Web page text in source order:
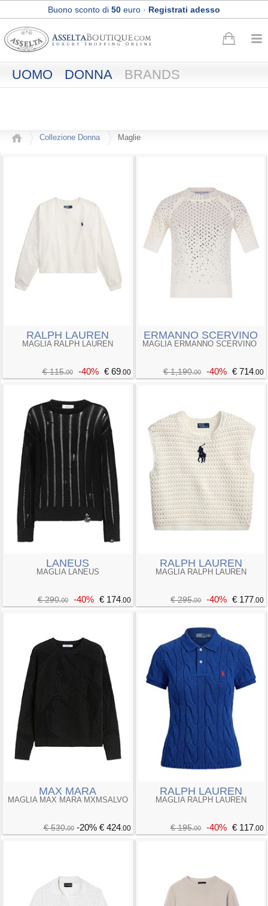
Buono sconto di 50 euro · Registrati adesso
UOMO DONNA BRANDS
Collezione Donna Maglie
RALPH LAUREN
MAGLIA RALPH LAUREN
€ 115.00 -40% € 69.00
ERMANNO SCERVINO
MAGLIA ERMANNO SCERVINO
€ 1,190.00 -40% € 714.00
LANEUS
MAGLIA LANEUS
€ 290.00 -40% € 174.00
RALPH LAUREN
MAGLIA RALPH LAUREN
€ 295.00 -40% € 177.00
MAX MARA
MAGLIA MAX MARA MXMSALVO
€ 530.00 -20% € 424.00
RALPH LAUREN
MAGLIA RALPH LAUREN
€ 195.00 -40% € 117.00